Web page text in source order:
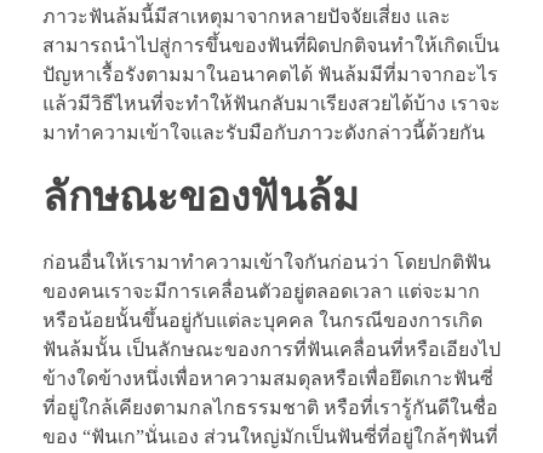
ภาวะฟันล้มนี้มีสาเหตุมาจากหลายปัจจัยเสี่ยง และ
สามารถนำไปสู่การขึ้นของฟันที่ผิดปกติจนทำให้เกิดเป็น
ปัญหาเรื้อรังตามมาในอนาคตได้ ฟันล้มมีที่มาจากอะไร
แล้วมีวิธีไหนที่จะทำให้ฟันกลับมาเรียงสวยได้บ้าง เราจะ
มาทำความเข้าใจและรับมือกับภาวะดังกล่าวนี้ด้วยกัน
ลักษณะของฟันล้ม
ก่อนอื่นให้เรามาทำความเข้าใจกันก่อนว่า โดยปกติฟัน
ของคนเราจะมีการเคลื่อนตัวอยู่ตลอดเวลา แต่จะมาก
หรือน้อยนั้นขึ้นอยู่กับแต่ละบุคคล ในกรณีของการเกิด
ฟันล้มนั้น เป็นลักษณะของการที่ฟันเคลื่อนที่หรือเอียงไป
ข้างใดข้างหนึ่งเพื่อหาความสมดุลหรือเพื่อยึดเกาะฟันซี่
ที่อยู่ใกล้เคียงตามกลไกธรรมชาติ หรือที่เรารู้กันดีในชื่อ
ของ “ฟันเก”นั่นเอง ส่วนใหญ่มักเป็นฟันซี่ที่อยู่ใกล้ๆฟันที่